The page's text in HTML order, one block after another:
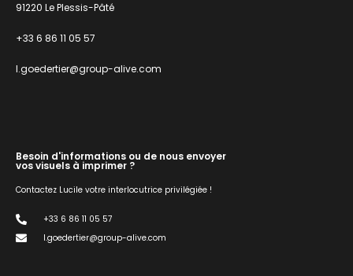
91220 Le Plessis-Pâté
+33 6 86 11 05 57
l.goedertier@group-alive.com
Besoin d'informations ou de nous envoyer
vos visuels à imprimer ?
Contactez Lucile votre interlocutrice privilégiée !
+33 6 86 11 05 57
l.goedertier@group-alive.com